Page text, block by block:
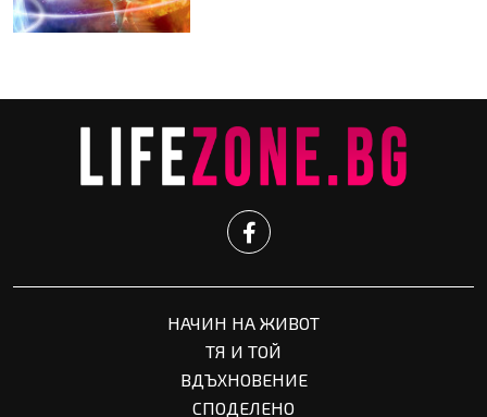
НАЧИН НА ЖИВОТ
ТЯ И ТОЙ
ВДЪХНОВЕНИЕ
СПОДЕЛЕНО